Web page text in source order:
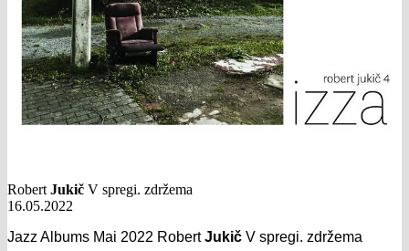
Robert Jukič V spregi. zdržema
16.05.2022
Jazz Albums Mai 2022 RobertJukič V spregi. zdržema